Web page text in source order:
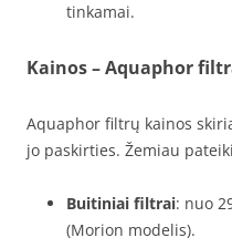
tinkamai.
Kainos – Aquaphor
Aquaphor filtrų kainos
jo paskirties. Žemiau
Buitiniai filtrai: nuo
(Morion modelis).